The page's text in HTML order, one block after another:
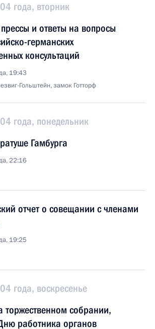
года, вторник
и ответы на вопросы
германских
консультаций
19:43
Гольштейн, замок Готторф
года, понедельник
Гамбурга
22:16
отчет о совещании с членами
19:25
года, воскресенье
торжественном собрании,
работника органов